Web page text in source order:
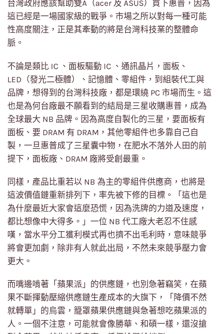
台灣政府應該幫助雙A（acer 及 ASUS）買下惠普，因為
這已經是一場國家級的戰爭。市場之所以對每一種可能
性高度關注，正是其牽動的將是台灣科技業的整體命
脈。
不論是類比 IC 、面板驅動 IC 、通訊晶片，面板、
LED（發光二極體）、記憶體、零組件，到組裝代工與
品牌，想得到的台灣科技廠，都是環繞 PC 市場而生。這
也是為何台廠最不願看到的結局是三星收購惠普，成為
全球最大 NB 品牌。因為高度自製化的三星，要面板有
面板、要 DRAM 有 DRAM，其他零組件也多靠自己自
製，一旦惠普成了三星囊中物，在肥水不落外人田的前
提下，面板廠、DRAM 廠將受創最重。
同樣，產品比重若以 NB 為主的零組件供應商，也將是
這波價值鏈重新排列下，率先被下修的目標。「這也是
為什麼最近大家會這麼恐慌，因為洗牌的力道及速度，
都比想像中大得多。」一位 NB 代工廠大老忍不住感
嘆，當水平分工獲利模式再也擠不出毛利時，意味競爭
將會更加劇，除非有人就此出局，不然未來競爭壓力會
更大。
而嘴邊啃著「蘋果派」的供應鏈，也別急著竊笑，在蘋
果不斷揮動壓縮供應鏈生產成本的大旗下，「降價不然
就轉單」的烏雲，籠罩蘋果供應鏈與急著想吃蘋果派的
人。一個不注意，可能就會像勝華、和碩一樣，還沒搶